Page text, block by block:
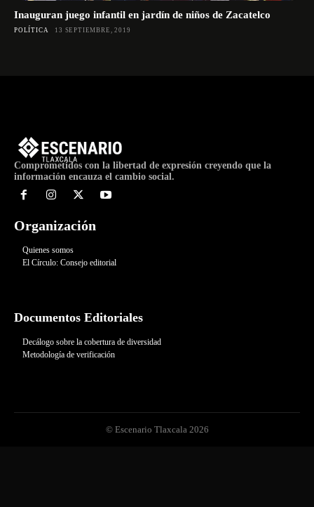
Inauguran juego infantil en jardín de niños de Zacatelco
POLÍTICA 13 SEPTIEMBRE, 2019
Comprometidos con la libertad de expresión creyendo que la
información encauza el cambio social.
Organización
Quienes somos
El Círculo: Consejo editorial
Documentos Editoriales
Decálogo sobre la cobertura de diversidad
Metodología de verificación
© Escenario Tlaxcala 2026